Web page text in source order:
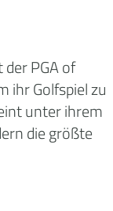
PGA of
ihr Golfspiel zu
unter ihrem
die größte